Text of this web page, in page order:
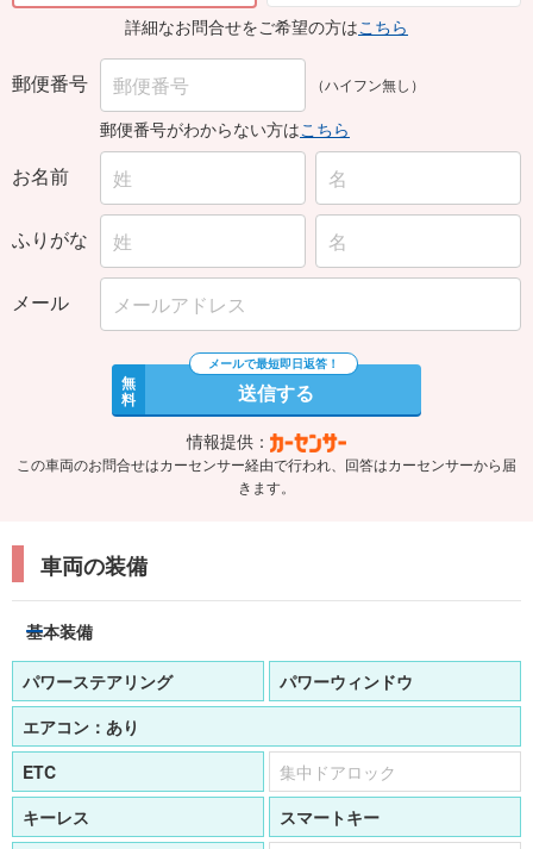
詳細なお問合せをご希望の方はこちら
郵便番号 （ハイフン無し）
郵便番号がわからない方はこちら
お名前
ふりがな
メール
無
料 送信する
情報提供：
この車両のお問合せはカーセンサー経由で行われ、回答はカーセンサーから届
きます。
車両の装備
基本装備
パワーステアリング
パワーウィンドウ
エアコン： あり
ETC
集中ドアロック
キーレス
スマートキー